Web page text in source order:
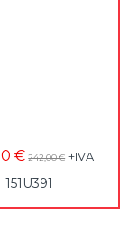
€ 242,00€ +IVA
151U391